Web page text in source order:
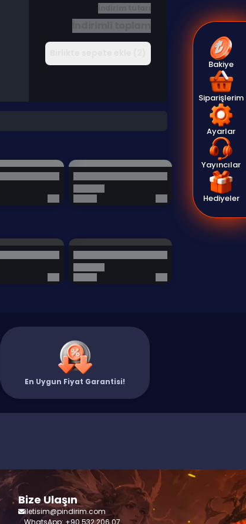
En Uygun Fiyat Garantisi!
Bize Ulaşın
iletisim@pindirim.com
Bakiye
Siparişlerim
Ayarlar
Yayıncılar
Hediyeler